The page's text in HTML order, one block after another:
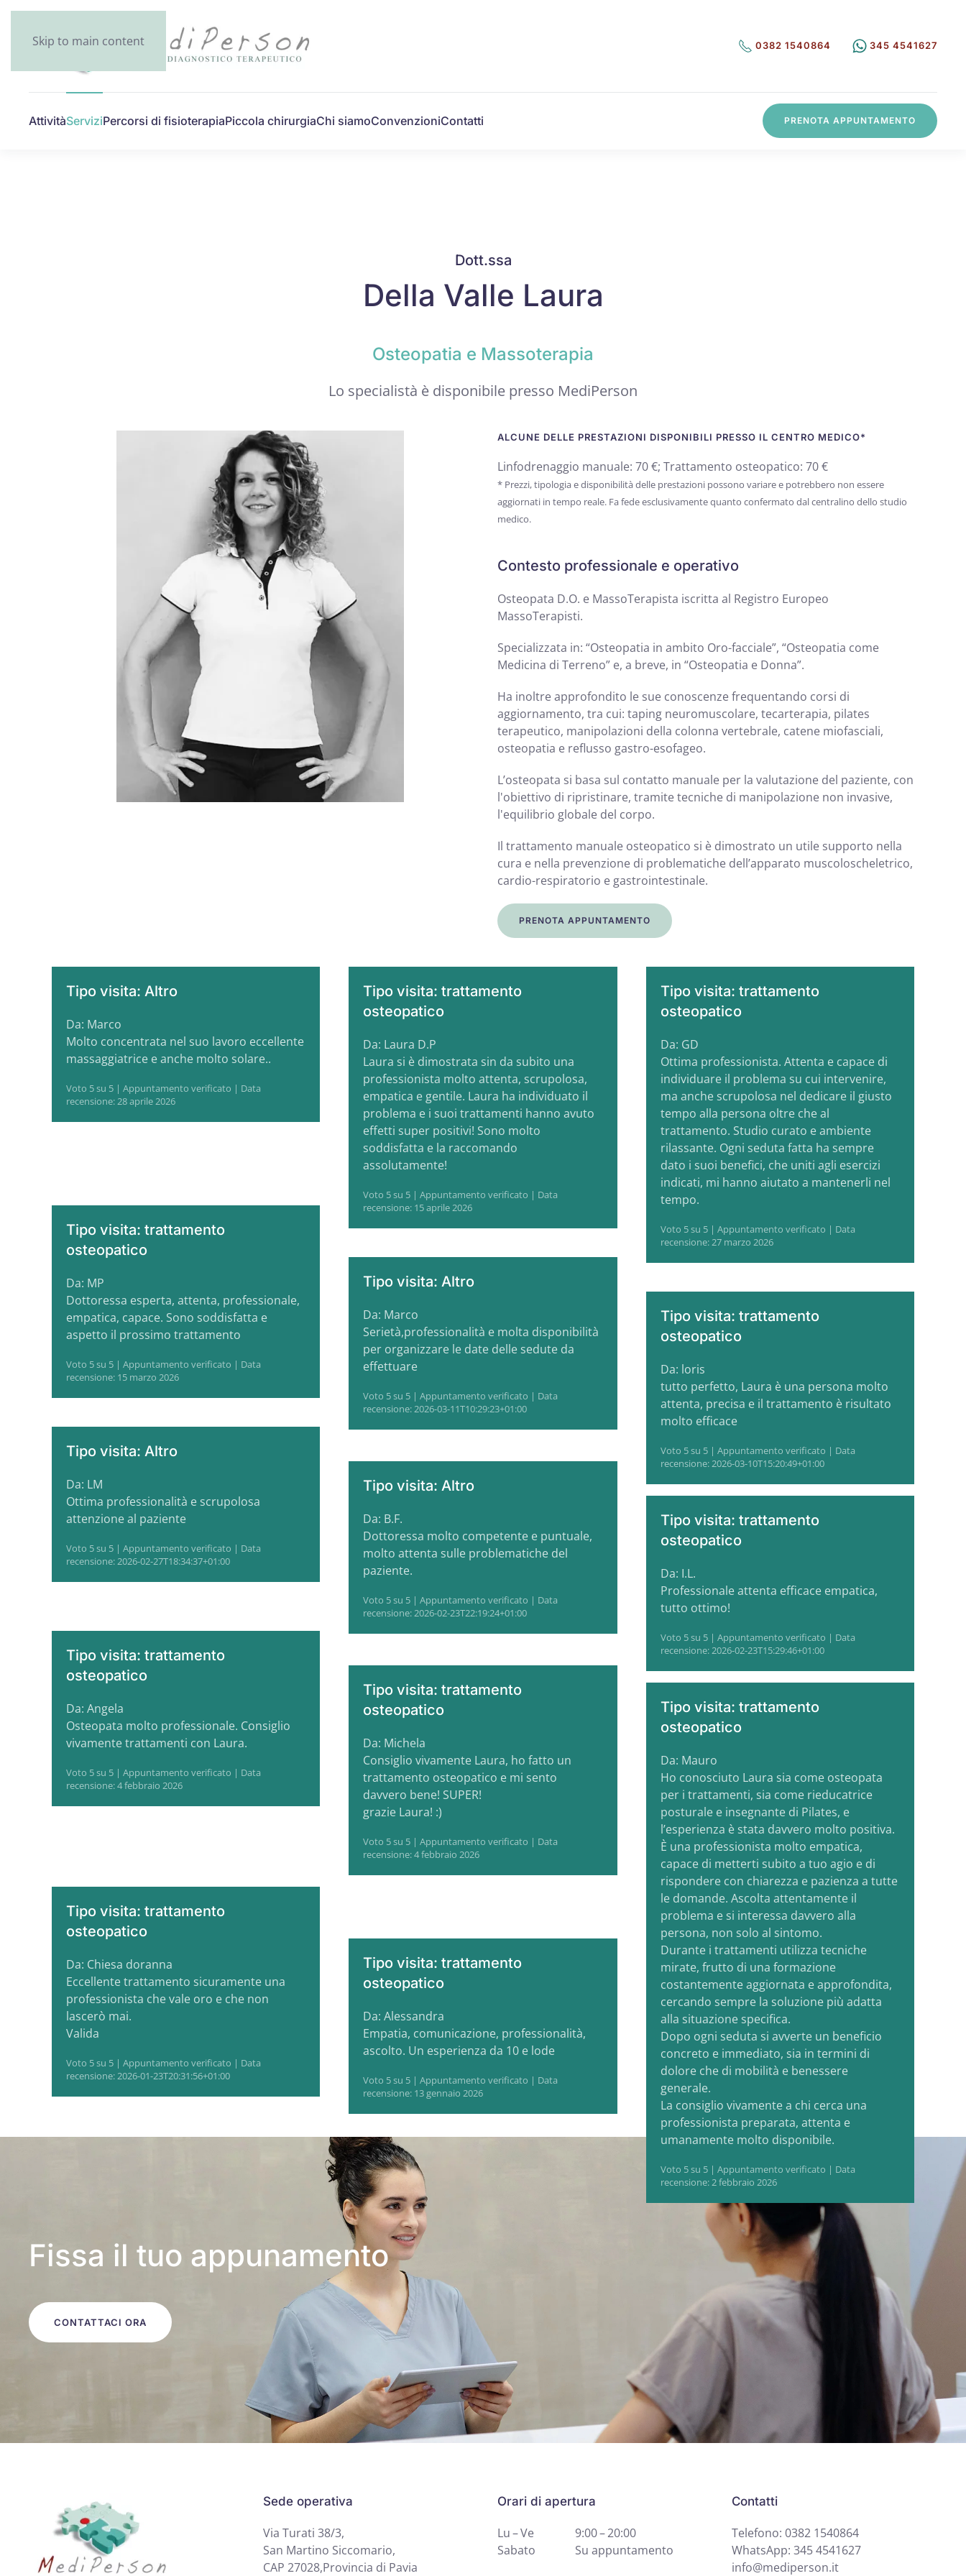
Skip to main content 0382 1540864 345 4541627
AttivitàServiziPercorsi di fisioterapiaPiccola chirurgiaChi siamoConvenzioniContatti PRENOTA APPUNTAMENTO
Dott.ssa
Della Valle Laura
Osteopatia e Massoterapia
Lo specialistà è disponibile presso MediPerson
ALCUNE DELLE PRESTAZIONI DISPONIBILI PRESSO IL CENTRO MEDICO*
Linfodrenaggio manuale: 70 €; Trattamento osteopatico: 70 €
* Prezzi, tipologia e disponibilità delle prestazioni possono variare e potrebbero non essere
aggiornati in tempo reale. Fa fede esclusivamente quanto confermato dal centralino dello studio
medico.
Contesto professionale e operativo
Osteopata D.O. e MassoTerapista iscritta al Registro Europeo
MassoTerapisti.
Specializzata in: “Osteopatia in ambito Oro-facciale”, “Osteopatia come
Medicina di Terreno” e, a breve, in “Osteopatia e Donna”.
Ha inoltre approfondito le sue conoscenze frequentando corsi di
aggiornamento, tra cui: taping neuromuscolare, tecarterapia, pilates
terapeutico, manipolazioni della colonna vertebrale, catene miofasciali,
osteopatia e reflusso gastro-esofageo.
L’osteopata si basa sul contatto manuale per la valutazione del paziente, con
l'obiettivo di ripristinare, tramite tecniche di manipolazione non invasive,
l'equilibrio globale del corpo.
Il trattamento manuale osteopatico si è dimostrato un utile supporto nella
cura e nella prevenzione di problematiche dell’apparato muscoloscheletrico,
cardio-respiratorio e gastrointestinale.
PRENOTA APPUNTAMENTO
Tipo visita: Altro
Da: Marco
Molto concentrata nel suo lavoro eccellente
massaggiatrice e anche molto solare..
Voto 5 su 5 | Appuntamento verificato | Data
recensione: 28 aprile 2026
Tipo visita: trattamento
osteopatico
Da: Laura D.P
Laura si è dimostrata sin da subito una
professionista molto attenta, scrupolosa,
empatica e gentile. Laura ha individuato il
problema e i suoi trattamenti hanno avuto
effetti super positivi! Sono molto
soddisfatta e la raccomando
assolutamente!
Voto 5 su 5 | Appuntamento verificato | Data
recensione: 15 aprile 2026
Tipo visita: trattamento
osteopatico
Da: GD
Ottima professionista. Attenta e capace di
individuare il problema su cui intervenire,
ma anche scrupolosa nel dedicare il giusto
tempo alla persona oltre che al
trattamento. Studio curato e ambiente
rilassante. Ogni seduta fatta ha sempre
dato i suoi benefici, che uniti agli esercizi
indicati, mi hanno aiutato a mantenerli nel
tempo.
Voto 5 su 5 | Appuntamento verificato | Data
recensione: 27 marzo 2026
Tipo visita: trattamento
osteopatico
Da: MP
Dottoressa esperta, attenta, professionale,
empatica, capace. Sono soddisfatta e
aspetto il prossimo trattamento
Voto 5 su 5 | Appuntamento verificato | Data
recensione: 15 marzo 2026
Tipo visita: Altro
Da: Marco
Serietà,professionalità e molta disponibilità
per organizzare le date delle sedute da
effettuare
Voto 5 su 5 | Appuntamento verificato | Data
recensione: 2026-03-11T10:29:23+01:00
Tipo visita: trattamento
osteopatico
Da: loris
tutto perfetto, Laura è una persona molto
attenta, precisa e il trattamento è risultato
molto efficace
Voto 5 su 5 | Appuntamento verificato | Data
recensione: 2026-03-10T15:20:49+01:00
Tipo visita: Altro
Da: LM
Ottima professionalità e scrupolosa
attenzione al paziente
Voto 5 su 5 | Appuntamento verificato | Data
recensione: 2026-02-27T18:34:37+01:00
Tipo visita: Altro
Da: B.F.
Dottoressa molto competente e puntuale,
molto attenta sulle problematiche del
paziente.
Voto 5 su 5 | Appuntamento verificato | Data
recensione: 2026-02-23T22:19:24+01:00
Tipo visita: trattamento
osteopatico
Da: I.L.
Professionale attenta efficace empatica,
tutto ottimo!
Voto 5 su 5 | Appuntamento verificato | Data
recensione: 2026-02-23T15:29:46+01:00
Tipo visita: trattamento
osteopatico
Da: Angela
Osteopata molto professionale. Consiglio
vivamente trattamenti con Laura.
Voto 5 su 5 | Appuntamento verificato | Data
recensione: 4 febbraio 2026
Tipo visita: trattamento
osteopatico
Da: Michela
Consiglio vivamente Laura, ho fatto un
trattamento osteopatico e mi sento
davvero bene! SUPER!
grazie Laura! :)
Voto 5 su 5 | Appuntamento verificato | Data
recensione: 4 febbraio 2026
Tipo visita: trattamento
osteopatico
Da: Mauro
Ho conosciuto Laura sia come osteopata
per i trattamenti, sia come rieducatrice
posturale e insegnante di Pilates, e
l’esperienza è stata davvero molto positiva.
È una professionista molto empatica,
capace di metterti subito a tuo agio e di
rispondere con chiarezza e pazienza a tutte
le domande. Ascolta attentamente il
problema e si interessa davvero alla
persona, non solo al sintomo.
Durante i trattamenti utilizza tecniche
mirate, frutto di una formazione
costantemente aggiornata e approfondita,
cercando sempre la soluzione più adatta
alla situazione specifica.
Dopo ogni seduta si avverte un beneficio
concreto e immediato, sia in termini di
dolore che di mobilità e benessere
generale.
La consiglio vivamente a chi cerca una
professionista preparata, attenta e
umanamente molto disponibile.
Voto 5 su 5 | Appuntamento verificato | Data
recensione: 2 febbraio 2026
Tipo visita: trattamento
osteopatico
Da: Chiesa doranna
Eccellente trattamento sicuramente una
professionista che vale oro e che non
lascerò mai.
Valida
Voto 5 su 5 | Appuntamento verificato | Data
recensione: 2026-01-23T20:31:56+01:00
Tipo visita: trattamento
osteopatico
Da: Alessandra
Empatia, comunicazione, professionalità,
ascolto. Un esperienza da 10 e lode
Voto 5 su 5 | Appuntamento verificato | Data
recensione: 13 gennaio 2026
Fissa il tuo appunamento
CONTATTACI ORA
Sede operativa
Via Turati 38/3,
San Martino Siccomario,
CAP 27028,Provincia di Pavia
Contatti
Telefono: 0382 1540864
WhatsApp: 345 4541627
info@mediperson.it
Orari di apertura
Lu – Ve
9:00 – 20:00
Sabato
Su appuntamento